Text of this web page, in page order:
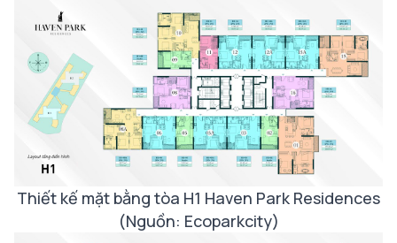
Thiết kế mặt bằng tòa H1 Haven Park Residences
(Nguồn: Ecoparkcity)